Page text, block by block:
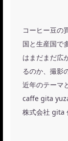
コーヒー豆の
国と生産国で
はまだまだ広
るのか、撮影
近年のテーマ
caffe gita
株式会社 gita